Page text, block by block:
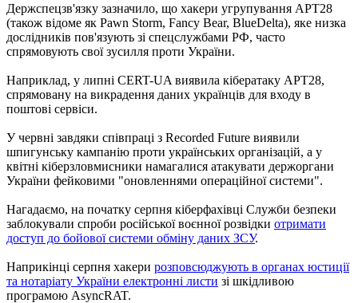
Держспецзв'язку зазначило, що хакери угрупування АРТ28
(також відоме як Pawn Storm, Fancy Bear, BlueDelta), яке низка
дослідників пов'язують зі спецслужбами РФ, часто
спрямовують свої зусилля проти України.
Наприклад, у липні CERT-UA виявила кібератаку АРТ28,
спрямовану на викрадення даних українців для входу в
поштові сервіси.
У червні завдяки співпраці з Recorded Future виявили
шпигунську кампанію проти українських організацій, а у
квітні кіберзловмисники намагалися атакувати держоргани
України фейковими "оновленнями операційної системи".
Нагадаємо, на початку серпня кіберфахівці Служби безпеки
заблокували спроби російської воєнної розвідки отримати
доступ до бойової системи обміну даних ЗСУ.
Наприкінці серпня хакери розповсюджують в органах юстиції
та нотаріату України електронні листи зі шкідливою
програмою AsyncRAT.